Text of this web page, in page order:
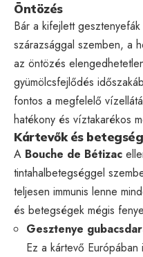
Öntözés
Bár a kifejlett
szárazsággal szemben, a
az öntözés
gyümölcsfejlődés
fontos a megfelelő
hatékony és víztakarékos
Kártevők és
A Bouche de Bétizac
tintahalbetegséggel
teljesen immunis lenne
és betegségek mégis
Gesztenye
Ez a kártevő